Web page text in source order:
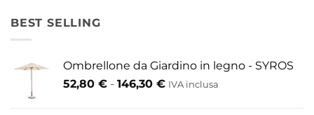
BEST SELLING
Ombrellone da Giardino in legno - SYROS
52,80 € - 146,30 €Fascia
IVA inclusa